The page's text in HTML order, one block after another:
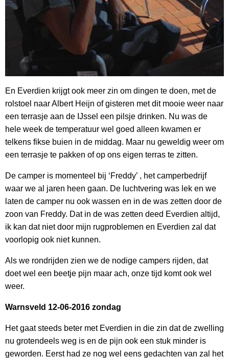
En Everdien krijgt ook meer zin om dingen te doen, met de
rolstoel naar Albert Heijn of gisteren met dit mooie weer naar
een terrasje aan de IJssel een pilsje drinken. Nu was de
hele week de temperatuur wel goed alleen kwamen er
telkens fikse buien in de middag. Maar nu geweldig weer om
een terrasje te pakken of op ons eigen terras te zitten.
De camper is momenteel bij ‘Freddy’ , het camperbedrijf
waar we al jaren heen gaan. De luchtvering was lek en we
laten de camper nu ook wassen en in de was zetten door de
zoon van Freddy. Dat in de was zetten deed Everdien altijd,
ik kan dat niet door mijn rugproblemen en Everdien zal dat
voorlopig ook niet kunnen.
Als we rondrijden zien we de nodige campers rijden, dat
doet wel een beetje pijn maar ach, onze tijd komt ook wel
weer.
Warnsveld 12-06-2016 zondag
Het gaat steeds beter met Everdien in die zin dat de zwelling
nu grotendeels weg is en de pijn ook een stuk minder is
geworden. Eerst had ze nog wel eens gedachten van zal het